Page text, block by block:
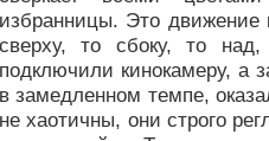
избранницы. Это движение
сверху, то сбоку, то
подключили кинокамеру, а
в замедленном темпе,
не хаотичны, они строго